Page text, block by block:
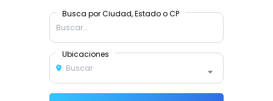
Busca por Ciudad, Estado o CP
Ubicaciones
Buscar